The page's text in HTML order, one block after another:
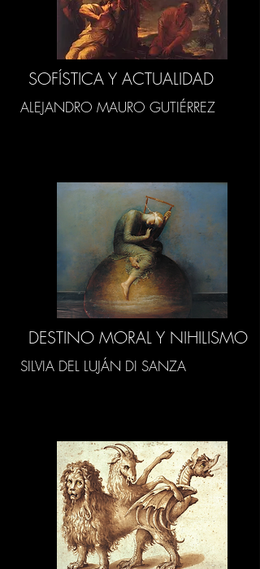
SOFÍSTICA Y ACTUALIDAD
ALEJANDRO MAURO GUTIÉRREZ
DESTINO MORAL Y NIHILISMO
SILVIA DEL LUJÁN DI SANZA